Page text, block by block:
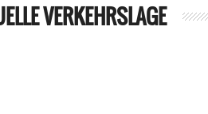
VERKEHRSLAGE